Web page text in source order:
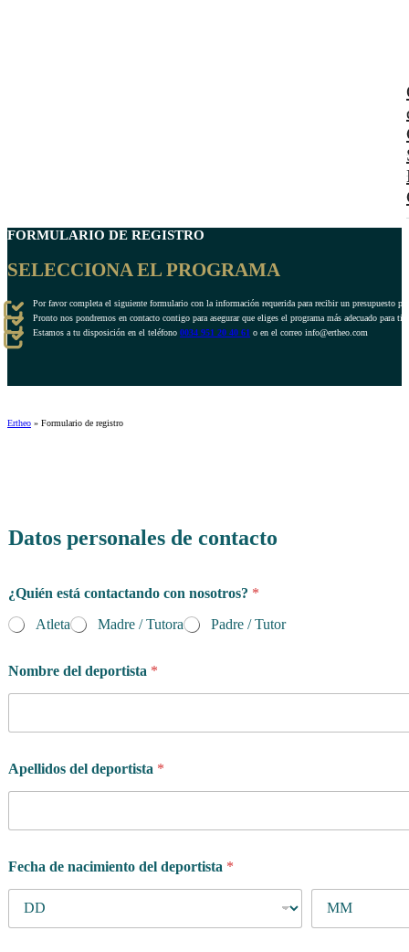
FORMULARIO DE REGISTRO
SELECCIONA EL PROGRAMA
Por favor completa el siguiente formulario con la información requerida para recibir un presupuesto
Pronto nos pondremos en contacto contigo para asegurar que eliges el programa más adecuado para ti.
Estamos a tu disposición en el teléfono 0034 951 20 40 61 o en el correo info@ertheo.com
Ertheo » Formulario de registro
Datos personales de contacto
¿Quién está contactando con nosotros? *
Atleta
Madre / Tutora Padre / Tutor
Nombre del deportista *
Apellidos del deportista *
Fecha de nacimiento del deportista *